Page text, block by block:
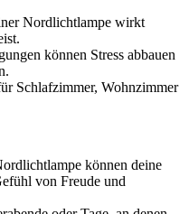
Nordlichtlampe wirkt
können Stress abbauen
Schlafzimmer, Wohnzimmer
können deine
von Freude und